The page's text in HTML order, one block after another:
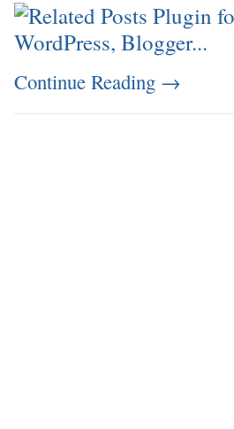
Continue Reading →